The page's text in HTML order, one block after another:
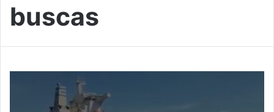
buscas